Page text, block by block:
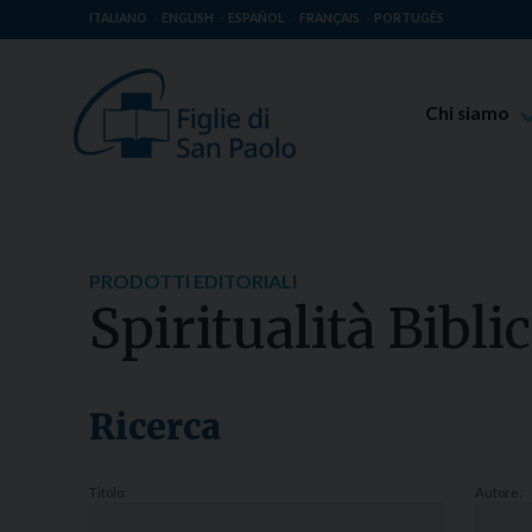
ITALIANO ENGLISH ESPAÑOL FRANÇAIS PORTUGÊS
Chi siamo
Luoghi delle
PRODOTTI EDITORIALI
Spiritualità
Ricerca
Titolo: Autore: